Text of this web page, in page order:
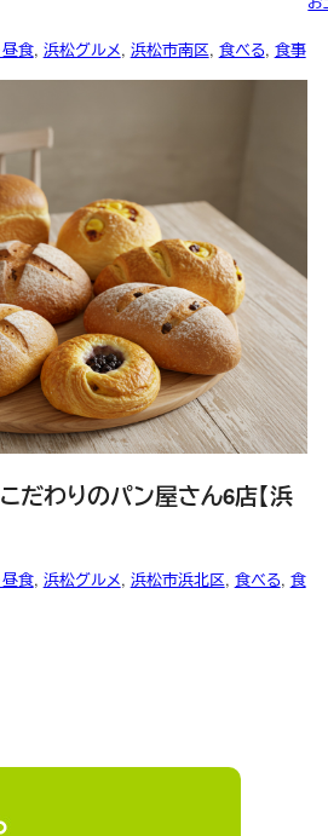
昼食, 浜松グルメ, 浜松市南区, 食べる, 食事
だわりのパン屋さん6店【浜
昼食, 浜松グルメ, 浜松市浜北区, 食べる, 食